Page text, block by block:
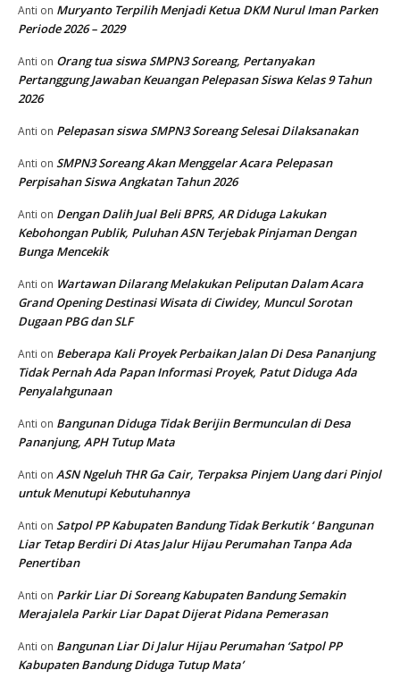
Anti on Muryanto Terpilih Menjadi Ketua DKM Nurul Iman Parken
Periode 2026 – 2029
Anti on Orang tua siswa SMPN3 Soreang, Pertanyakan
Pertanggung Jawaban Keuangan Pelepasan Siswa Kelas 9 Tahun
2026
Anti on Pelepasan siswa SMPN3 Soreang Selesai Dilaksanakan
Anti on SMPN3 Soreang Akan Menggelar Acara Pelepasan
Perpisahan Siswa Angkatan Tahun 2026
Anti on Dengan Dalih Jual Beli BPRS, AR Diduga Lakukan
Kebohongan Publik, Puluhan ASN Terjebak Pinjaman Dengan
Bunga Mencekik
Anti on Wartawan Dilarang Melakukan Peliputan Dalam Acara
Grand Opening Destinasi Wisata di Ciwidey, Muncul Sorotan
Dugaan PBG dan SLF
Anti on Beberapa Kali Proyek Perbaikan Jalan Di Desa Pananjung
Tidak Pernah Ada Papan Informasi Proyek, Patut Diduga Ada
Penyalahgunaan
Anti on Bangunan Diduga Tidak Berijin Bermunculan di Desa
Pananjung, APH Tutup Mata
Anti on ASN Ngeluh THR Ga Cair, Terpaksa Pinjem Uang dari Pinjol
untuk Menutupi Kebutuhannya
Anti on Satpol PP Kabupaten Bandung Tidak Berkutik ‘ Bangunan
Liar Tetap Berdiri Di Atas Jalur Hijau Perumahan Tanpa Ada
Penertiban
Anti on Parkir Liar Di Soreang Kabupaten Bandung Semakin
Merajalela Parkir Liar Dapat Dijerat Pidana Pemerasan
Anti on Bangunan Liar Di Jalur Hijau Perumahan ‘Satpol PP
Kabupaten Bandung Diduga Tutup Mata’